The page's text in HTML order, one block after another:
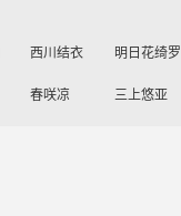
西川结衣 明日花绮罗
春咲凉 三上悠亚